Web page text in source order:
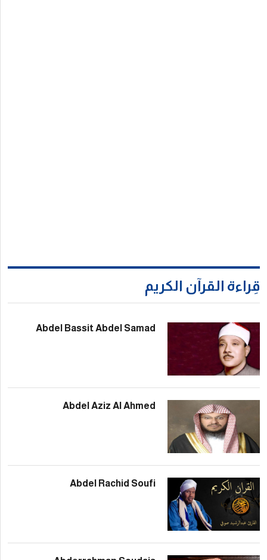
Abdel Bassit Abdel
Abdel Aziz Al
Abdel Rachid